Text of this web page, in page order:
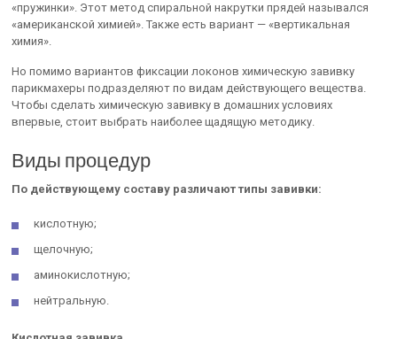
«пружинки». Этот метод спиральной накрутки прядей назывался
«американской химией». Также есть вариант — «вертикальная
химия».
Но помимо вариантов фиксации локонов химическую завивку
парикмахеры подразделяют по видам действующего вещества.
Чтобы сделать химическую завивку в домашних условиях
впервые, стоит выбрать наиболее щадящую методику.
Виды процедур
По действующему составу различают типы завивки:
кислотную;
щелочную;
аминокислотную;
нейтральную.